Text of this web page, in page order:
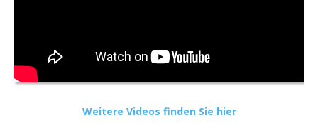
Weitere Videos finden Sie hier